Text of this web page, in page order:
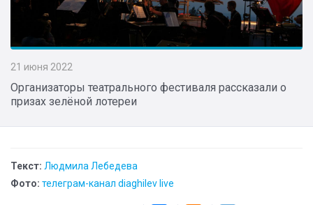
21 июня 2022
Организаторы театрального фестиваля рассказали о
призах зелёной лотереи
Текст: Людмила Лебедева
Фото: телеграм-канал diaghilev live